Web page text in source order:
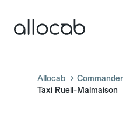
Allocab
Taxi Rueil-Malmaison